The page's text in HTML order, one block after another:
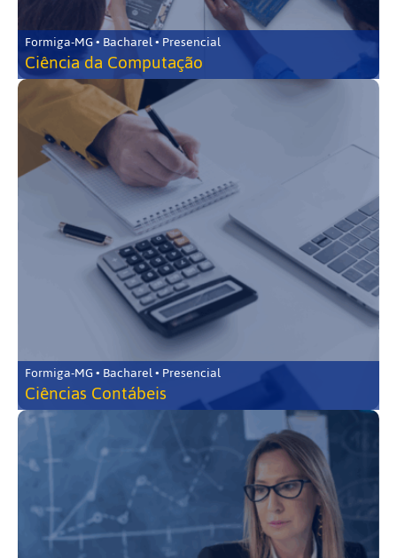
Formiga-MG • Bacharel • Presencial
Ciência da Computação
Formiga-MG • Bacharel • Presencial
Ciências Contábeis